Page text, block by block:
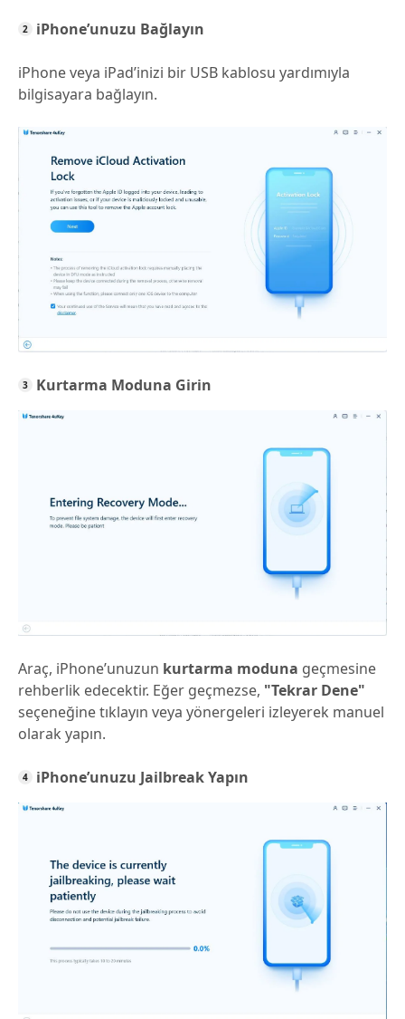
iPhone’unuzu Bağlayın
iPhone veya iPad’inizi bir USB kablosu yardımıyla
bilgisayara bağlayın.
Kurtarma Moduna Girin
Araç, iPhone’unuzun kurtarma moduna geçmesine
rehberlik edecektir. Eğer geçmezse, "Tekrar Dene"
seçeneğine tıklayın veya yönergeleri izleyerek manuel
olarak yapın.
iPhone’unuzu Jailbreak Yapın